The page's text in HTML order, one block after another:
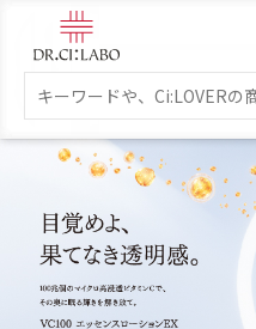
新規会員登録
スキンケア
商品カテゴリーから探す